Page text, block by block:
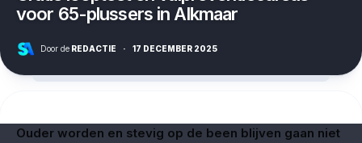
voor 65-plussers in Alkmaar
Door de REDACTIE · 17 DECEMBER 2025
Ouder worden en stevig op de been blijven gaan niet